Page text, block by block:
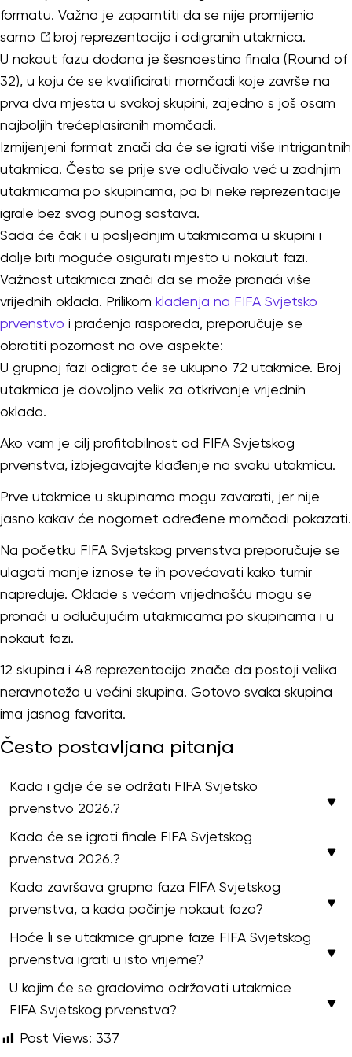
formatu. Važno je zapamtiti da se nije promijenio
samo
broj reprezentacija i odigranih utakmica.
U nokaut fazu dodana je šesnaestina finala (Round of
32), u koju će se kvalificirati momčadi koje završe na
prva dva mjesta u svakoj skupini, zajedno s još osam
najboljih trećeplasiranih momčadi.
Izmijenjeni format znači da će se igrati više intrigantnih
utakmica. Često se prije sve odlučivalo već u zadnjim
utakmicama po skupinama, pa bi neke reprezentacije
igrale bez svog punog sastava.
Sada će čak i u posljednjim utakmicama u skupini i
dalje biti moguće osigurati mjesto u nokaut fazi.
Važnost utakmica znači da se može pronaći više
vrijednih oklada. Prilikom klađenja na FIFA Svjetsko
prvenstvo i praćenja rasporeda, preporučuje se
obratiti pozornost na ove aspekte:
U grupnoj fazi odigrat će se ukupno 72 utakmice. Broj
utakmica je dovoljno velik za otkrivanje vrijednih
oklada.
Ako vam je cilj profitabilnost od FIFA Svjetskog
prvenstva, izbjegavajte klađenje na svaku utakmicu.
Prve utakmice u skupinama mogu zavarati, jer nije
jasno kakav će nogomet određene momčadi pokazati.
Na početku FIFA Svjetskog prvenstva preporučuje se
ulagati manje iznose te ih povećavati kako turnir
napreduje. Oklade s većom vrijednošću mogu se
pronaći u odlučujućim utakmicama po skupinama i u
nokaut fazi.
12 skupina i 48 reprezentacija znače da postoji velika
neravnoteža u većini skupina. Gotovo svaka skupina
ima jasnog favorita.
Često postavljana pitanja
Kada i gdje će se održati FIFA Svjetsko
prvenstvo 2026.?
Kada će se igrati finale FIFA Svjetskog
prvenstva 2026.?
Kada završava grupna faza FIFA Svjetskog
prvenstva, a kada počinje nokaut faza?
Hoće li se utakmice grupne faze FIFA Svjetskog
prvenstva igrati u isto vrijeme?
U kojim će se gradovima održavati utakmice
FIFA Svjetskog prvenstva?
Post Views: 337